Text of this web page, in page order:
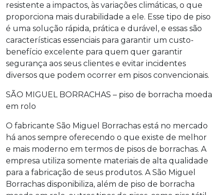
resistente a impactos, às variações climáticas, o que
proporciona mais durabilidade a ele. Esse tipo de piso
é uma solução rápida, prática e durável, e essas são
características essenciais para garantir um custo-
benefício excelente para quem quer garantir
segurança aos seus clientes e evitar incidentes
diversos que podem ocorrer em pisos convencionais.
SÃO MIGUEL BORRACHAS – piso de borracha moeda
em rolo
O fabricante São Miguel Borrachas está no mercado
há anos sempre oferecendo o que existe de melhor
e mais moderno em termos de pisos de borrachas. A
empresa utiliza somente materiais de alta qualidade
para a fabricação de seus produtos. A São Miguel
Borrachas disponibiliza, além de piso de borracha